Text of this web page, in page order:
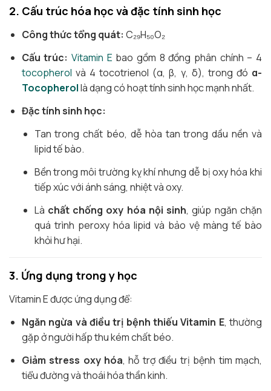
2. Cấu trúc hóa học và đặc tính sinh học
Công thức tổng quát: C₂₉H₅₀O₂
Cấu trúc: Vitamin E bao gồm 8 đồng phân chính – 4
tocopherol và 4 tocotrienol (α, β, γ, δ), trong đó α-
Tocopherollà dạng có hoạt tính sinh học mạnh nhất.
Đặc tính sinh học:
Tan trong chất béo, dễ hòa tan trong dầu nền và
lipid tế bào.
Bền trong môi trường kỵ khí nhưng dễ bị oxy hóa khi
tiếp xúc với ánh sáng, nhiệt và oxy.
Là chất chống oxy hóa nội sinh, giúp ngăn chặn
quá trình peroxy hóa lipid và bảo vệ màng tế bào
khỏi hư hại.
3. Ứng dụng trong y học
Vitamin E được ứng dụng để:
Ngăn ngừa và điều trị bệnh thiếu Vitamin E, thường
gặp ở người hấp thu kém chất béo.
Giảm stress oxy hóa, hỗ trợ điều trị bệnh tim mạch,
tiểu đường và thoái hóa thần kinh.